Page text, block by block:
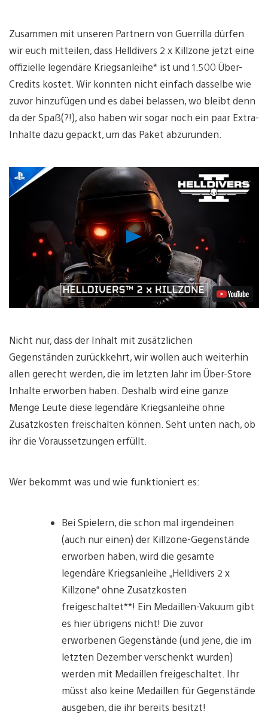
Zusammen mit unseren Partnern von Guerrilla dürfen
wir euch mitteilen, dass Helldivers 2 x Killzone jetzt eine
offizielle legendäre Kriegsanleihe* ist und 1.500 Über-
Credits kostet. Wir konnten nicht einfach dasselbe wie
zuvor hinzufügen und es dabei belassen, wo bleibt denn
da der Spaß(?!), also haben wir sogar noch ein paar Extra-
Inhalte dazu gepackt, um das Paket abzurunden.
Video
abspielen
Nicht nur, dass der Inhalt mit zusätzlichen
Gegenständen zurückkehrt, wir wollen auch weiterhin
allen gerecht werden, die im letzten Jahr im Über-Store
Inhalte erworben haben. Deshalb wird eine ganze
Menge Leute diese legendäre Kriegsanleihe ohne
Zusatzkosten freischalten können. Seht unten nach, ob
ihr die Voraussetzungen erfüllt.
Wer bekommt was und wie funktioniert es:
Bei Spielern, die schon mal irgendeinen
(auch nur einen) der Killzone-Gegenstände
erworben haben, wird die gesamte
legendäre Kriegsanleihe „Helldivers 2 x
Killzone“ ohne Zusatzkosten
freigeschaltet**! Ein Medaillen-Vakuum gibt
es hier übrigens nicht! Die zuvor
erworbenen Gegenstände (und jene, die im
letzten Dezember verschenkt wurden)
werden mit Medaillen freigeschaltet. Ihr
müsst also keine Medaillen für Gegenstände
ausgeben, die ihr bereits besitzt!